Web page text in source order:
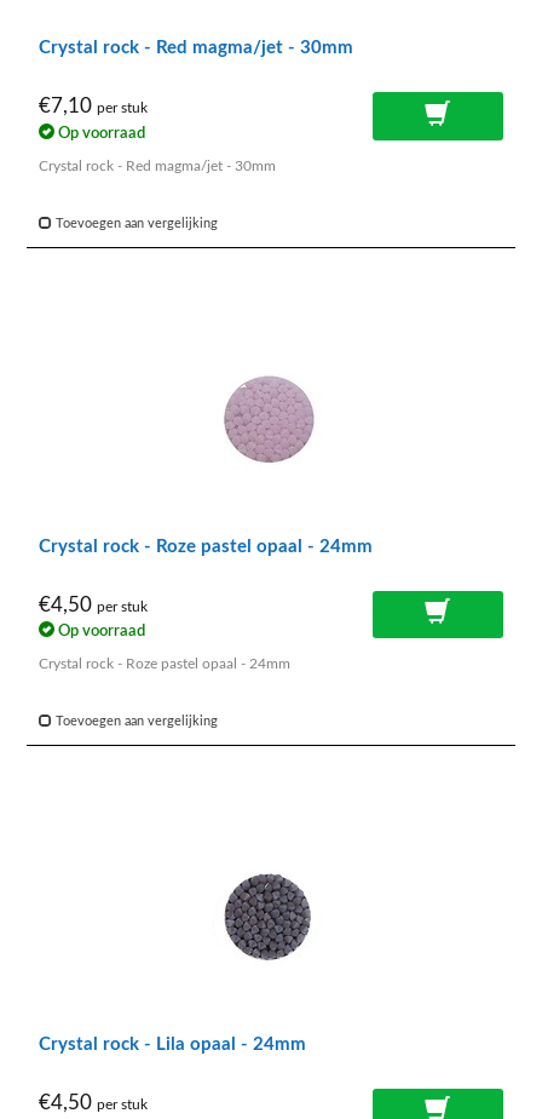
Crystal rock - Red magma/jet - 30mm
€7,10 per stuk
Op voorraad
Crystal rock - Red magma/jet - 30mm
Toevoegen aan vergelijking
Crystal rock - Roze pastel opaal - 24mm
€4,50 per stuk
Op voorraad
Crystal rock - Roze pastel opaal - 24mm
Toevoegen aan vergelijking
Crystal rock - Lila opaal - 24mm
€4,50 per stuk